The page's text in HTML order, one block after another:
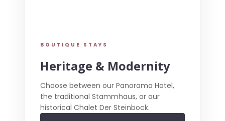
BOUTIQUE STAYS
Heritage & Modernity
Choose between our Panorama Hotel,
the traditional Stammhaus, or our
historical Chalet Der Steinbock.